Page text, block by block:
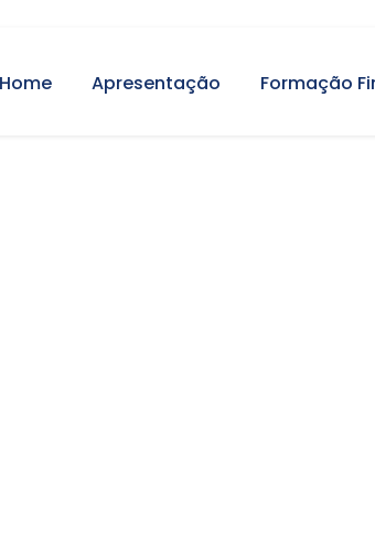
Home Apresentação Formação